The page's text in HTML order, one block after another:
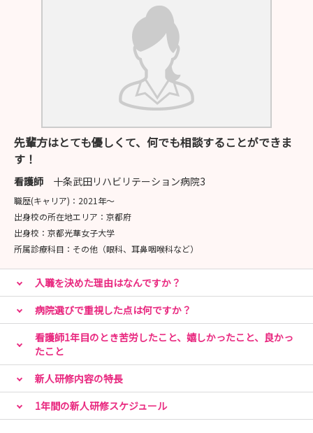
先輩方はとても優しくて、何でも相談することができま
す！
看護師 十条武田リハビリテーション病院3
職歴(キャリア)： 2021年〜
出身校の所在地エリア： 京都府
出身校： 京都光華女子大学
所属診療科目： その他（眼科、耳鼻咽喉科など）
入職を決めた理由はなんですか？
病院選びで重視した点は何ですか？
看護師1年目のとき苦労したこと、嬉しかったこと、良かっ
たこと
新人研修内容の特長
1年間の新人研修スケジュール